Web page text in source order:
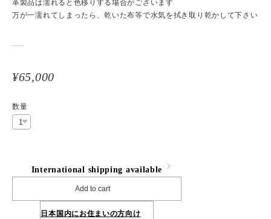
革製品は濡れると色移りする場合がございます
万が一濡れてしまったら、乾いた布等で水気を拭き取り乾かして下さい
¥65,000
数量
International shipping available
Add to cart
日本国内にお住まいの方向け